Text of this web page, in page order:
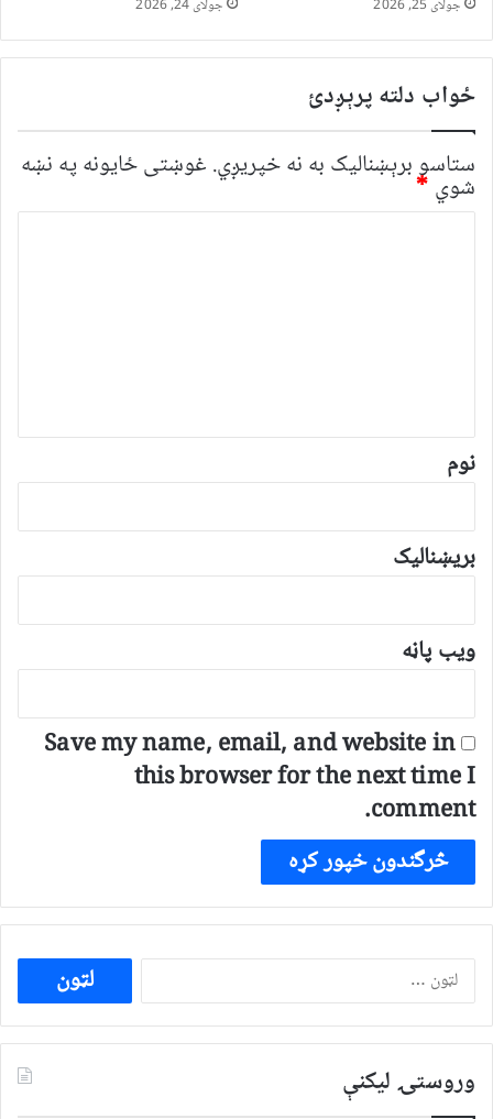
جولای 25, 2026 جولای 24, 2026
ځواب دلته پرېږدئ
ستاسو برېښناليک به نه خپريږي. غوښتى ځایونه په نښه
شوي *
*
نوم
بریښنالیک
ویب پاڼه
Save my name, email, and website in
this browser for the next time I
comment.
ددی
لپاره
لټون:
وروستۍ ليکنې